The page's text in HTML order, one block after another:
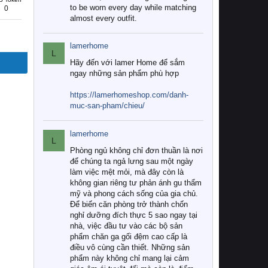
0
to be worn every day while matching
almost every outfit.
L
lamerhome
Hãy đến với lamer Home để sắm
ngay những sản phẩm phù hợp
https://lamerhomeshop.com/danh-
muc-san-pham/chieu/
L
lamerhome
Phòng ngủ không chỉ đơn thuần là nơi
để chúng ta ngả lưng sau một ngày
làm việc mệt mỏi, mà đây còn là
không gian riêng tư phản ánh gu thẩm
mỹ và phong cách sống của gia chủ.
Để biến căn phòng trở thành chốn
nghỉ dưỡng đích thực 5 sao ngay tại
nhà, việc đầu tư vào các bộ sản
phẩm chăn ga gối đệm cao cấp là
điều vô cùng cần thiết. Những sản
phẩm này không chỉ mang lại cảm